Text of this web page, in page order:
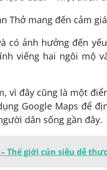
Thở mang đến cảm
có ảnh hưởng đến
viếng hai ngôi mộ
vì đây cũng là một
Google Maps để
dân sống gần đây.
Thế giới cún siêu dễ